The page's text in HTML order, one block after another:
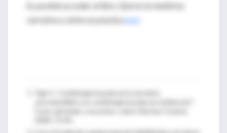
Es posible acceder al libro
Qué es la medicina
narrativa y cómo se practicaaquí